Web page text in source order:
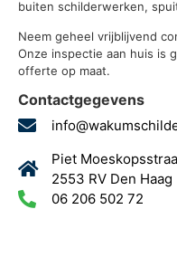
buiten schilderwerken,
Neem geheel vrijblijvend
Onze inspectie aan huis is
offerte op maat.
Contactgegevens
Piet
2553 RV Den Haag
06 206 502 72